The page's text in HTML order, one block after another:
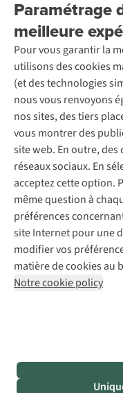
Paramétrage
meilleure
Pour vous garantir la
utilisons des cookies
(et des technologies
nous vous renvoyons
nos sites, des tiers
vous montrer des
site web. En outre, des
réseaux sociaux. En
acceptez cette option.
même question à
préférences
site Internet pour une
modifier vos
matière de cookies au
Notre cookie policy
Rétractation d'une
Entretien & réparations
Garantie
Contactez-nous
À propos d’Ayacucho
Nos magasins
À propos d’A.S.Adventure
Déclaration d'accessibilité
Location / Location sports
Entretien de ski
Service de lavage
Entretien de chaussures
Réparation de chaussures
Réparation de vêtements
Retouches
Pour les entreprises
Découvrez
A.S.Magazine
Explore Camp
Gear Check
Expertise & conseils
Abonnez-vous à la
Mentions légales
AS Adventure